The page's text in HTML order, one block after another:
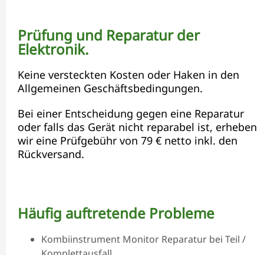
Prüfung und Reparatur der
Elektronik.
Keine versteckten Kosten oder Haken in den
Allgemeinen Geschäftsbedingungen.
Bei einer Entscheidung gegen eine Reparatur
oder falls das Gerät nicht reparabel ist, erheben
wir eine Prüfgebühr von 79 € netto inkl. den
Rückversand.
Häufig auftretende Probleme
Kombiinstrument Monitor Reparatur bei Teil /